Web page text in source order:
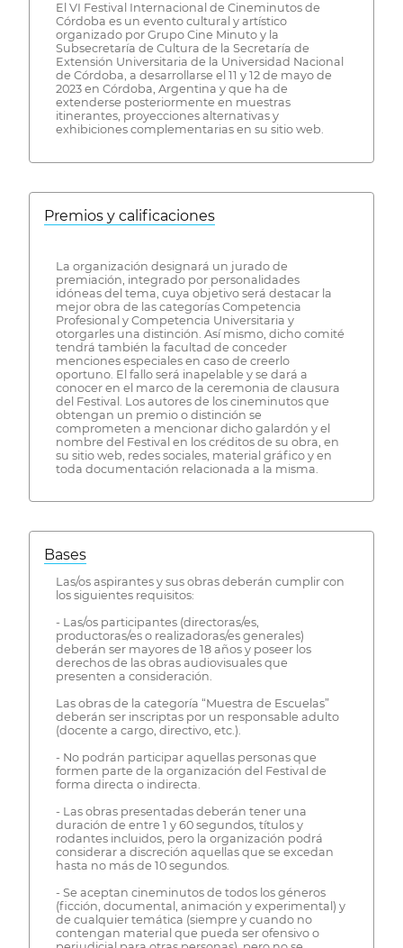
El VI Festival Internacional de Cineminutos de
Córdoba es un evento cultural y artístico
organizado por Grupo Cine Minuto y la
Subsecretaría de Cultura de la Secretaría de
Extensión Universitaria de la Universidad Nacional
de Córdoba, a desarrollarse el 11 y 12 de mayo de
2023 en Córdoba, Argentina y que ha de
extenderse posteriormente en muestras
itinerantes, proyecciones alternativas y
exhibiciones complementarias en su sitio web.
Premios y calificaciones
La organización designará un jurado de
premiación, integrado por personalidades
idóneas del tema, cuya objetivo será destacar la
mejor obra de las categorías Competencia
Profesional y Competencia Universitaria y
otorgarles una distinción. Así mismo, dicho comité
tendrá también la facultad de conceder
menciones especiales en caso de creerlo
oportuno. El fallo será inapelable y se dará a
conocer en el marco de la ceremonia de clausura
del Festival. Los autores de los cineminutos que
obtengan un premio o distinción se
comprometen a mencionar dicho galardón y el
nombre del Festival en los créditos de su obra, en
su sitio web, redes sociales, material gráfico y en
toda documentación relacionada a la misma.
Bases
Las/os aspirantes y sus obras deberán cumplir con
los siguientes requisitos:
- Las/os participantes (directoras/es,
productoras/es o realizadoras/es generales)
deberán ser mayores de 18 años y poseer los
derechos de las obras audiovisuales que
presenten a consideración.
Las obras de la categoría “Muestra de Escuelas”
deberán ser inscriptas por un responsable adulto
(docente a cargo, directivo, etc.).
- No podrán participar aquellas personas que
formen parte de la organización del Festival de
forma directa o indirecta.
- Las obras presentadas deberán tener una
duración de entre 1 y 60 segundos, títulos y
rodantes incluidos, pero la organización podrá
considerar a discreción aquellas que se excedan
hasta no más de 10 segundos.
- Se aceptan cineminutos de todos los géneros
(ficción, documental, animación y experimental) y
de cualquier temática (siempre y cuando no
contengan material que pueda ser ofensivo o